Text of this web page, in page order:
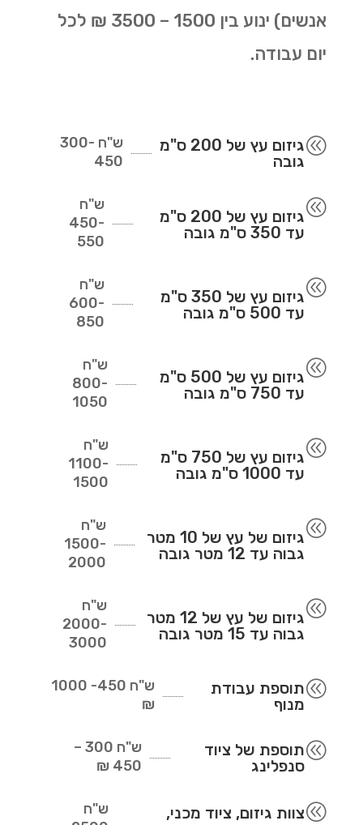
אנשים) ינוע בין 1500 – 3500 ₪ לכל
יום עבודה.
@
גיזום עץ של 200 ס"מ
גובה
ש"ח 300-
450
@
גיזום עץ של 200 ס"מ
עד 350 ס"מ גובה
ש"ח
450-
550
@
גיזום עץ של 350 ס"מ
עד 500 ס"מ גובה
ש"ח
600-
850
@
גיזום עץ של 500 ס"מ
עד 750 ס"מ גובה
ש"ח
800-
1050
@
גיזום עץ של 750 ס"מ
עד 1000 ס"מ גובה
ש"ח
1100-
1500
@
גיזום של עץ של 10 מטר
גבוה עד 12 מטר גובה
ש"ח
1500-
2000
@
גיזום של עץ של 12 מטר
גבוה עד 15 מטר גובה
ש"ח
2000-
3000
@תוספת עבודת
מנוף
ש"ח
450- 1000
₪
@תוספת של ציוד
סנפלינג
ש"ח
300 –
450 ₪
@צוות גיזום, ציוד מכני,
ש"ח